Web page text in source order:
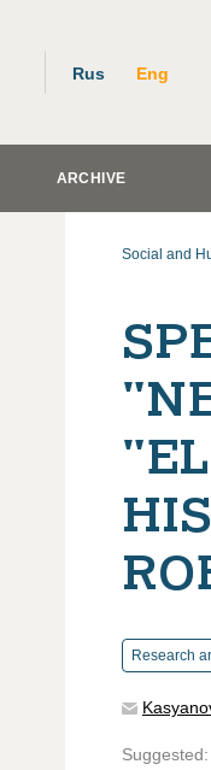
Rus Eng
ARCHIVE
Social and
Research
Suggested: